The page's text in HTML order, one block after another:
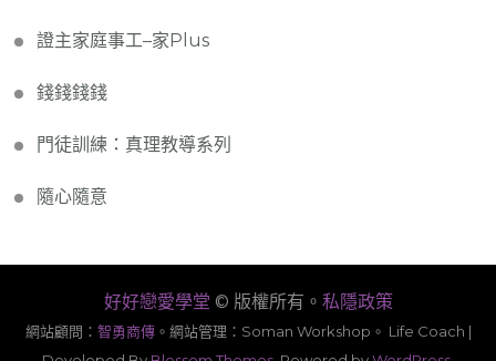
證主家庭事工–家Plus
錢錢錢錢
門徒訓練：真理教導系列
隨心隨意
好好戀愛學堂 © 版權所有。 私隱政策
網站顧問： 智勇商傳。 網站管理：Soman Workshop。 Life Coach |